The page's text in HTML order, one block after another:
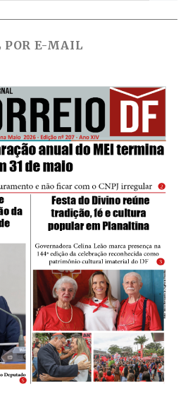
POR E-MAIL